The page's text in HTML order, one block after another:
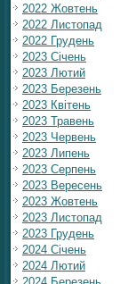
2022 Жовтень
2022 Листопад
2022 Грудень
2023 Січень
2023 Лютий
2023 Березень
2023 Квітень
2023 Травень
2023 Червень
2023 Липень
2023 Серпень
2023 Вересень
2023 Жовтень
2023 Листопад
2023 Грудень
2024 Січень
2024 Лютий